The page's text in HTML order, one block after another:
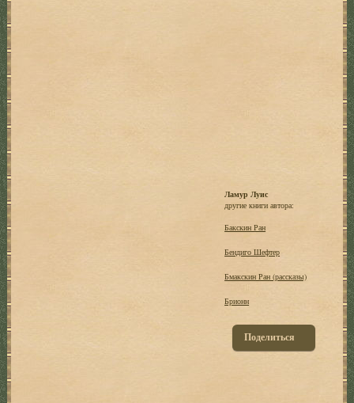
Ламур Луис
другие книги автора:
Бакскин Ран
Бендиго Шефтер
Бмакскин Ран (рассказы)
Брионн
Поделиться